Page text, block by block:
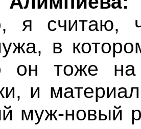
я считаю,
в
он тоже
и
муж-новый